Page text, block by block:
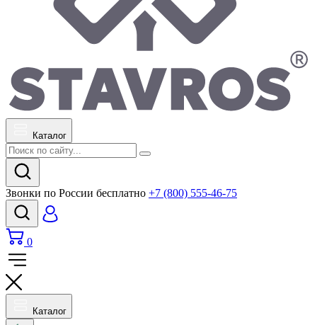
Каталог
Звонки по России бесплатно +7 (800) 555-46-75
0
Каталог